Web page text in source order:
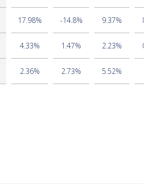
17.98% -14.8% 9.37%
4.33% 1.47% 2.23%
2.36% 2.73% 5.52%